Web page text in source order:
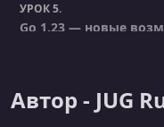
УРОК 5.
Go 1.23 — новые
Автор - JUG